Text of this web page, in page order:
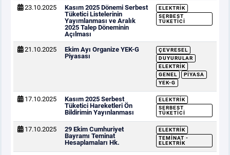
23.10.2025
Kasım 2025 Dönemi Serbest
Tüketici Listelerinin
Yayımlanması ve Aralık
2025 Talep Döneminin
Açılması
ELEKTRIK
SERBEST
TÜKETICI
21.10.2025
Ekim Ayı Organize YEK-G
Piyasası
ÇEVRESEL
DUYURULAR
ELEKTRIK
GENEL
PIYASA
YEK-G
17.10.2025
Kasım 2025 Serbest
Tüketici Hareketleri Ön
Bildirimin Yayınlanması
ELEKTRIK
SERBEST
TÜKETICI
17.10.2025
29 Ekim Cumhuriyet
Bayramı Teminat
Hesaplamaları Hk.
ELEKTRIK
TEMINAT -
ELEKTRIK